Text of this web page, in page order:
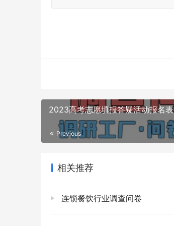
2023高考志愿填报答疑活动报名表
Previous
相关推荐
连锁餐饮行业调查问卷